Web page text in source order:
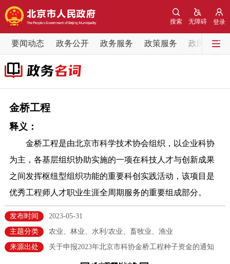
登录
无障碍
搜索
要闻动态 政务公开 政务服务 政策服务 政民互动
要闻动态
党中央精神
各区热点
政务公开
市领导 机构职能 政策服务
政策兑现
决策公开 专题公开
金桥工程
释义：
金桥工程是由北京市科学技术协会组织，以企业科协
为主，各基层组织协助实施的一项在科技人才与创新成果
之间发挥枢纽型组织功能的重要科创实践活动，该项目是
优秀工程师人才职业生涯全周期服务的重要组成部分。
发布时间
2023-05-31
主题分类
农业、林业、水利/农业、畜牧业、渔业
来源出处
关于申报2023年北京市科协金桥工程种子资金的通知